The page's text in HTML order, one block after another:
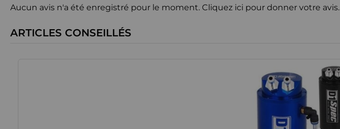
Aucun avis n'a été enregistré pour le moment. Cliquez ici pour donner votre avis.
ARTICLES CONSEILLÉS